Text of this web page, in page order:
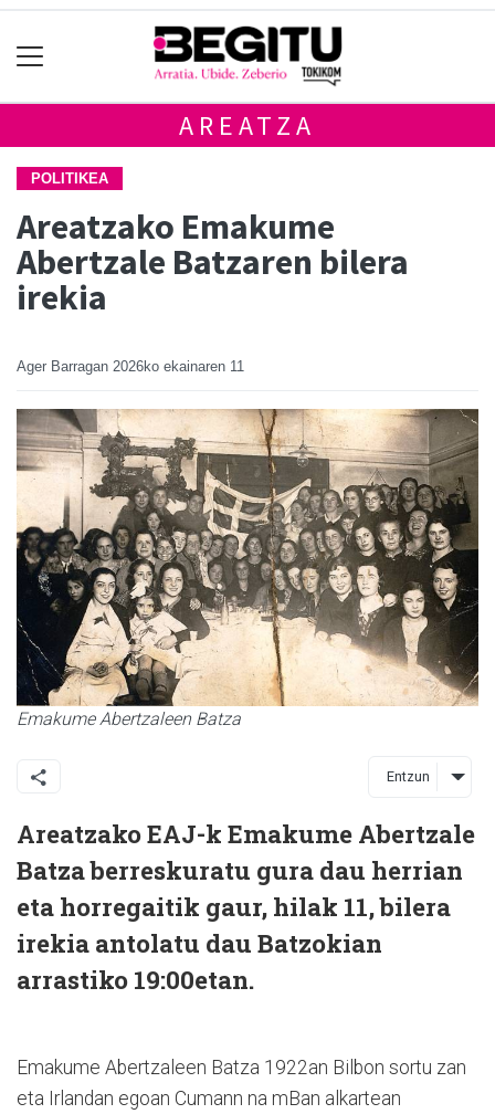
AREATZA
POLITIKEA
Areatzako Emakume
Abertzale Batzaren bilera
irekia
Ager Barragan 2026ko ekainaren 11
Emakume Abertzaleen Batza
Entzun
Areatzako EAJ-k Emakume Abertzale
Batza berreskuratu gura dau herrian
eta horregaitik gaur, hilak 11, bilera
irekia antolatu dau Batzokian
arrastiko 19:00etan.
Emakume Abertzaleen Batza 1922an Bilbon sortu zan
eta Irlandan egoan Cumann na mBan alkartean